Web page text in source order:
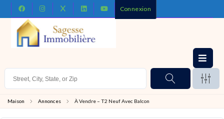
Connexion
Maison Annonces À Vendre – T2 Neuf Avec Balcon